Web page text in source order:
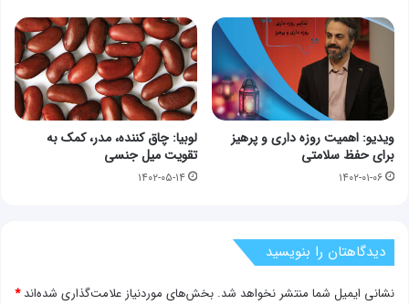
ویدیو: اهمیت روزه داری و پرهیز
برای حفظ سلامتی
۱۴۰۲-۰۱-۰۶
لوبیا: چاق کننده، مدر، کمک به
تقویت میل جنسی
۱۴۰۲-۰۵-۱۴
دیدگاهتان را بنویسید
نشانی ایمیل شما منتشر نخواهد شد. بخش‌های موردنیاز علامت‌گذاری شده‌اند*